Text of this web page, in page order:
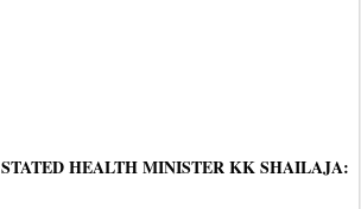
STATED HEALTH MINISTER KK SHAILAJA: